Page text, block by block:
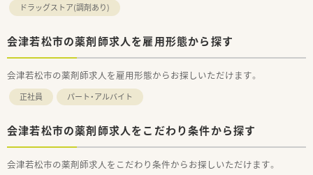
ドラッグストア(調剤あり)
会津若松市の薬剤師求人を雇用形態から探す
会津若松市の薬剤師求人を雇用形態からお探しいただけます。
正社員 パート・アルバイト
会津若松市の薬剤師求人をこだわり条件から探す
会津若松市の薬剤師求人をこだわり条件からお探しいただけます。